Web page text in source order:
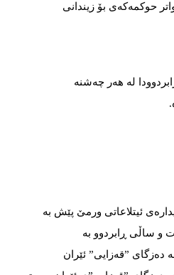
حوکمەکەی بۆ زیندانی
٢٤ ساڵی ڕابردوودا لە هەر چەشنە
ئیتلاعاتی ورمێ پێش بە
و ساڵی ڕابردوو بە
دەزگای ”قەزایی” ئێران